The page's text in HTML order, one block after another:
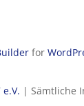
for
| Sämtliche